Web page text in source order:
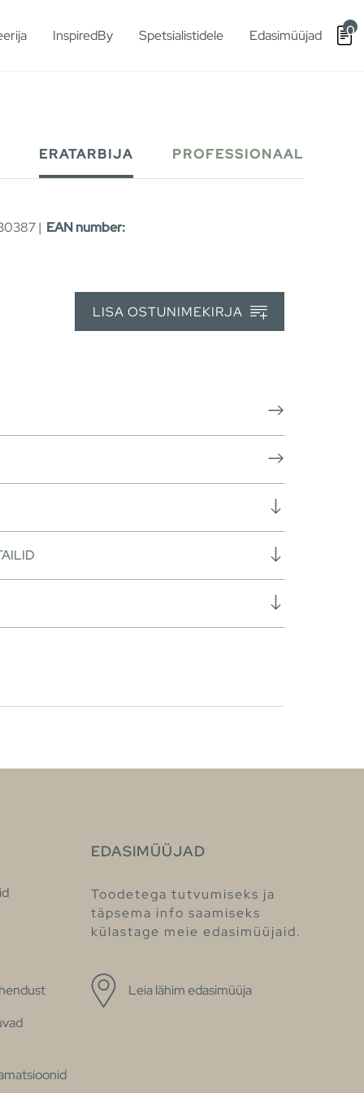
InspiredBy Spetsialistidele Edasimüüjad 0
ERATARBIJA PROFESSIONAAL
| EAN number:
LISA OSTUNIMEKIRJA
EDASIMÜÜJAD
Toodetega tutvumiseks ja
täpsema info saamiseks
külastage meie edasimüüjaid.
Leia lähim edasimüüja